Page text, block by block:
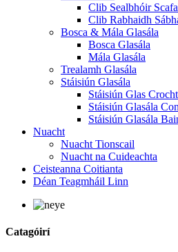
Clib Sealbhóir
Clib Rabhaidh
Bosca & Mála Glasála
Bosca Glasála
Mála Glasála
Trealamh Glasála
Stáisiún Glasála
Stáisiún Glas
Stáisiún Glasála
Stáisiún Glasála
Nuacht
Nuacht Tionscail
Nuacht na Cuideachta
Ceisteanna Coitianta
Déan Teagmháil Linn
Catagóirí